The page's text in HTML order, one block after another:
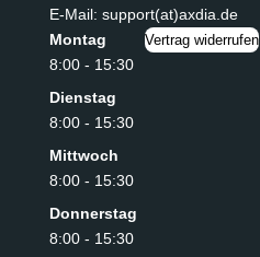
E-Mail: support(at)axdia.de
Montag
8:00 - 15:30
Dienstag
8:00 - 15:30
Mittwoch
8:00 - 15:30
Donnerstag
8:00 - 15:30
Vertrag widerrufen